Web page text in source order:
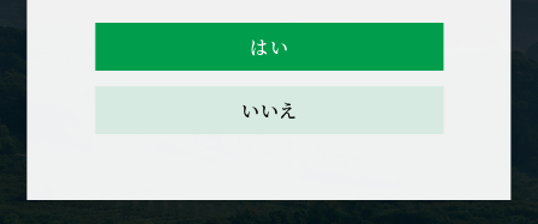
はい
いいえ